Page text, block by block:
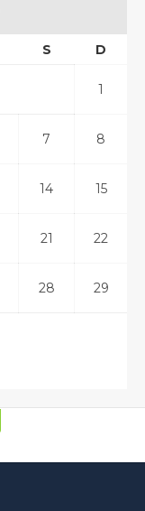
S D
1
7 8
14 15
21 22
28 29